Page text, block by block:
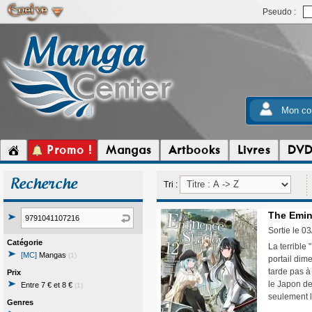
Pseudo :
Mon
Promo ! Mangas Artbooks Livres DVD
Recherche
Catégorie
[MC] Mangas (1)
Prix
Entre 7 € et 8 € (1)
Genres
Tri :
The
Sortie le
La terrible
portail
tarde pas
le Japon
seulement